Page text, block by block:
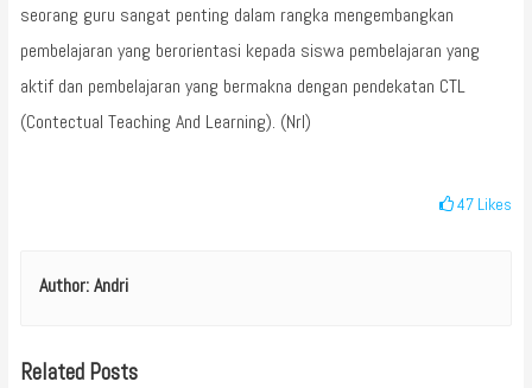
seorang guru sangat penting dalam rangka mengembangkan
pembelajaran yang berorientasi kepada siswa pembelajaran yang
aktif dan pembelajaran yang bermakna dengan pendekatan CTL
(Contectual Teaching And Learning). (Nrl)
47 Likes
Author:Andri
Related Posts